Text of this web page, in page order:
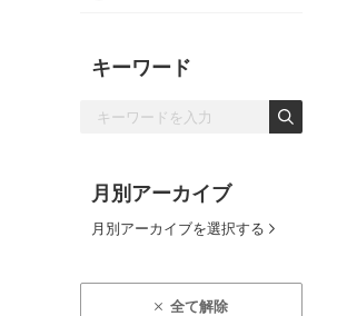
キーワード
月別アーカイブ
月別アーカイブを選択する
全て解除